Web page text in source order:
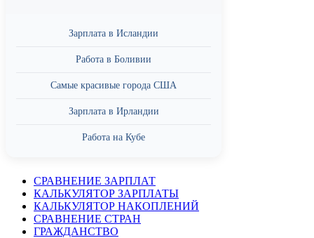
Зарплата в Исландии
Работа в Боливии
Самые красивые города США
Зарплата в Ирландии
Работа на Кубе
СРАВНЕНИЕ ЗАРПЛАТ
КАЛЬКУЛЯТОР ЗАРПЛАТЫ
КАЛЬКУЛЯТОР НАКОПЛЕНИЙ
СРАВНЕНИЕ СТРАН
ГРАЖДАНСТВО